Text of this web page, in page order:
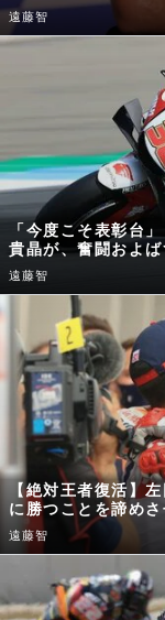
遠藤智
「今度こそ表彰台
貴晶が、奮闘およ
遠藤智
【絶対王者復活】
に勝つことを諦め
遠藤智